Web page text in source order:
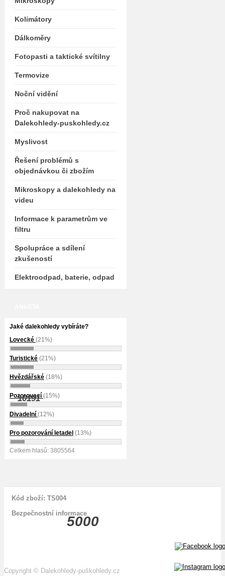
Kolimátory
Dálkoměry
Fotopasti a taktické svítilny
Termovize
Noční vidění
Proč nakupovat na
Dalekohledy-puskohledy.cz
Myslivost
Řešení problémů s
objednávkou či zbožím
Mikroskopy a dalekohledy na
videu
Informace k parametrům ve
filtru
Spolupráce a sdílení
zkušeností
Elektroodpad, baterie, odpad
Jaké dalekohledy vybíráte?
Lovecké (21%)
Turistické (21%)
Hvězdářské (18%)
Pozorovací (15%)
Divadelní (12%)
Pro pozorování letadel (13%)
Celkem hlasů: 3805564
5000
10191
Kód zboží: TS004
Bezpečnostní informace
Copyright © Dalekohledy-puškohledy.cz